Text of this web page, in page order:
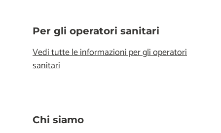
Per gli operatori sanitari
Vedi tutte le informazioni per gli operatori
sanitari
Chi siamo